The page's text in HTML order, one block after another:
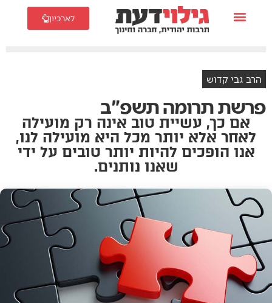
לארכיון
הרב גבי קדוש
פרשת תרומה תשפ"ב
אם כך, עשיית טוב אינה רק מועילה
לאחר אלא יותר מכל היא מועילה לנו,
אנו הופכים להיות יותר טובים על ידי
שאנו נותנים.